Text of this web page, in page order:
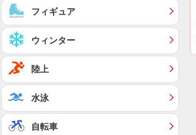
フィギュア
ウィンター
陸上
水泳
自転車